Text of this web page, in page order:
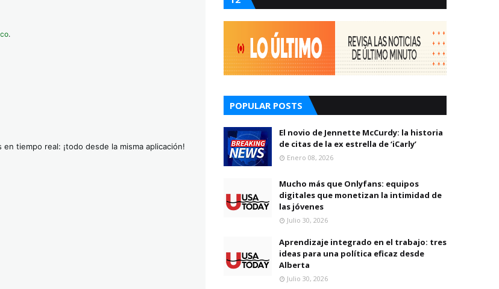
.
tiempo real: ¡todo desde la misma aplicación!
POPULAR POSTS
El novio de Jennette McCurdy: la historia
de citas de la ex estrella de ‘iCarly’
Enero 08, 2026
Mucho más que Onlyfans: equipos
digitales que monetizan la intimidad de
las jóvenes
Julio 30, 2026
Aprendizaje integrado en el trabajo: tres
ideas para una política eficaz desde
Alberta
Julio 30, 2026